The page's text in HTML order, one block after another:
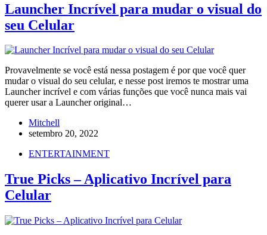
Launcher Incrível para mudar o visual do
seu Celular
Provavelmente se você está nessa postagem é por que você quer
mudar o visual do seu celular, e nesse post iremos te mostrar uma
Launcher incrível e com várias funções que você nunca mais vai
querer usar a Launcher original…
Mitchell
setembro 20, 2022
ENTERTAINMENT
True Picks – Aplicativo Incrível para
Celular